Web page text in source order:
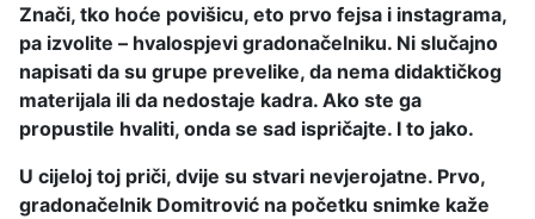
Znači, tko hoće povišicu, eto prvo fejsa i instagrama,
pa izvolite – hvalospjevi gradonačelniku. Ni slučajno
napisati da su grupe prevelike, da nema didaktičkog
materijala ili da nedostaje kadra. Ako ste ga
propustile hvaliti, onda se sad ispričajte. I to jako.
U cijeloj toj priči, dvije su stvari nevjerojatne. Prvo,
gradonačelnik Domitrović na početku snimke kaže